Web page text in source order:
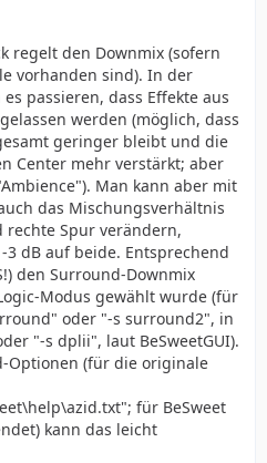
regelt den Downmix (sofern
vorhanden sind). In der
passieren, dass Effekte aus
werden (möglich, dass
geringer bleibt und die
Center mehr verstärkt; aber
Man kann aber mit
das Mischungsverhältnis
rechte Spur verändern,
dB auf beide. Entsprechend
den Surround-Downmix
Modus gewählt wurde (für
oder "-s surround2", in
"-s dplii", laut BeSweetGUI).
Optionen (für die originale
für BeSweet
kann das leicht